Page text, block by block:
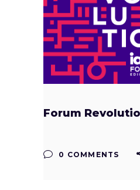
Forum
0 COMMENTS